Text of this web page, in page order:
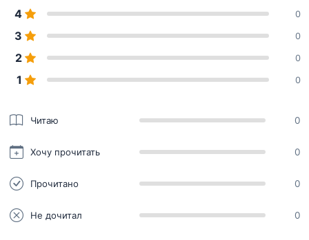
4 0
3 0
2 0
1 0
Читаю 0
Хочу прочитать 0
Прочитано 0
Не дочитал 0